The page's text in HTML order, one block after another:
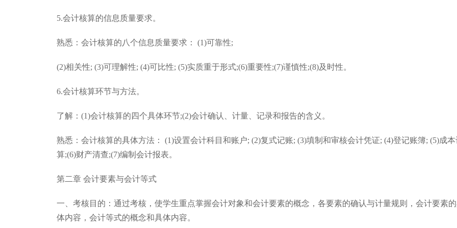
5.会计核算的信息质量要求。
熟悉：会计核算的八个信息质量要求： (1)可靠性;
(2)相关性; (3)可理解性; (4)可比性; (5)实质重于形式;(6)重要性;(7)谨慎性;(8)及时性。
6.会计核算环节与方法。
了解：(1)会计核算的四个具体环节;(2)会计确认、计量、记录和报告的含义。
熟悉：会计核算的具体方法： (1)设置会计科目和账户; (2)复式记账; (3)填制和审核会计凭证; (4)登记账簿; (5)成
算;(6)财产清查;(7)编制会计报表。
第二章 会计要素与会计等式
一、考核目的：通过考核，使学生重点掌握会计对象和会计要素的概念，各要素的确认与计量规则，会计要素
体内容，会计等式的概念和具体内容。